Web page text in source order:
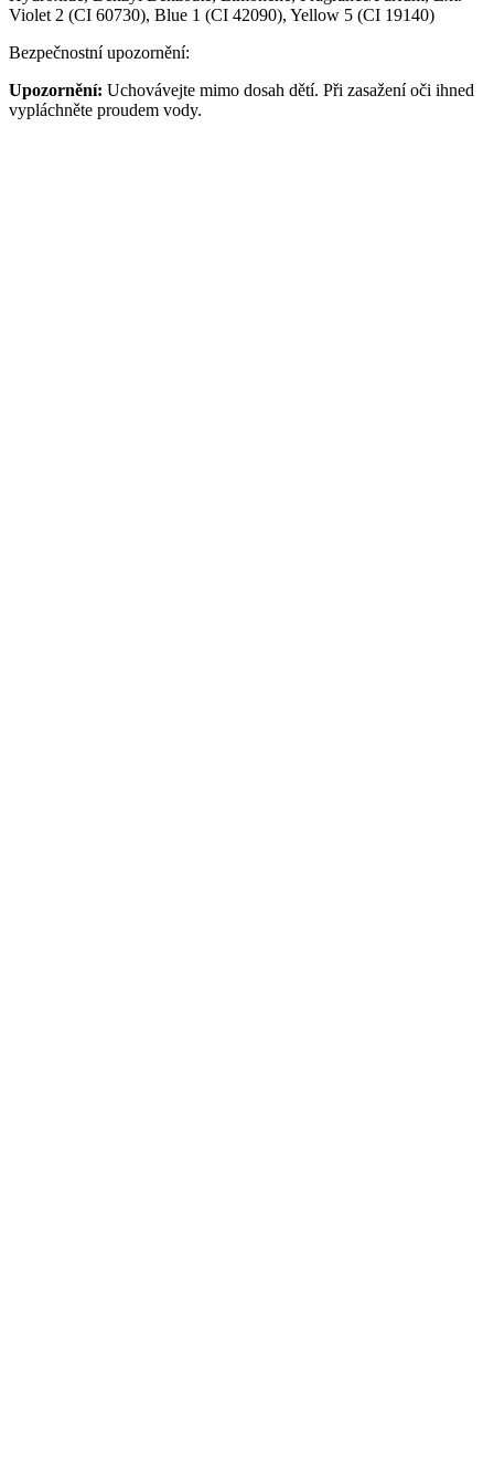
Violet 2 (CI 60730), Blue 1 (CI 42090), Yellow 5 (CI 19140)
Bezpečnostní upozornění:
Upozornění: Uchovávejte mimo dosah dětí. Při zasažení oči ihned
vypláchněte proudem vody.